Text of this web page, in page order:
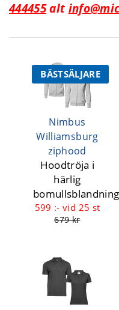
444455alt
BÄSTSÄLJARE
Nimbus
Williamsburg
ziphood
Hoodtröja i
härlig
bomullsblandning
599 :-vid 25 st
679 kr